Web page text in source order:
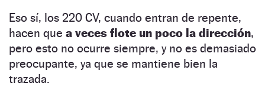
Eso sí, los 220 CV, cuando entran de repente,
hacen que a veces flote un poco la dirección,
pero esto no ocurre siempre, y no es demasiado
preocupante, ya que se mantiene bien la
trazada.